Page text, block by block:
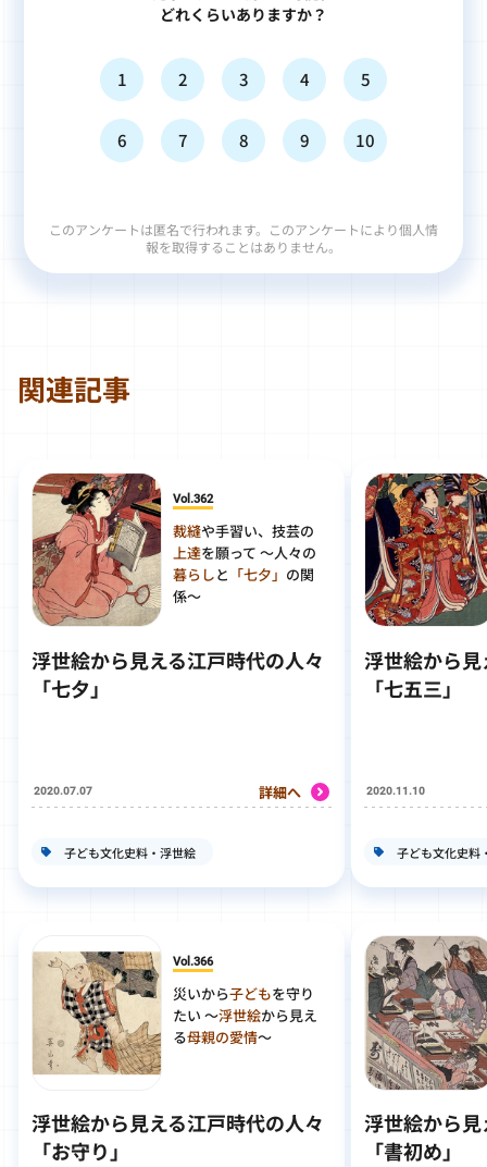
どれくらいありますか？
1 2 3 4 5
6 7 8 9 10
このアンケートは匿名で行われます。このアンケートにより個人情
報を取得することはありません。
関連記事
Vol.362
裁縫や手習い、技芸の
上達を願って ～人々の
暮らしと 「七夕」 の関
係～
浮世絵から見える江戸時代の人々
「七夕」
2020.07.07 詳細へ
子ども文化史料・浮世絵
Vol.366
災いから子どもを守り
たい ～浮世絵から見え
る母親の愛情～
浮世絵から見える江戸時代の人々
「お守り」
浮世絵から
「七五三」
2020.11.10
子ども文化史料
浮世絵から
「書初め」